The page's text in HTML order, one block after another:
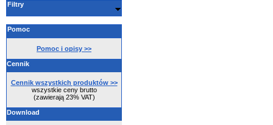
Filtry
Pomoc
Pomoc i opisy >>
Cennik
Cennik wszystkich produktów >>
wszystkie ceny brutto
(zawierają 23% VAT)
Download